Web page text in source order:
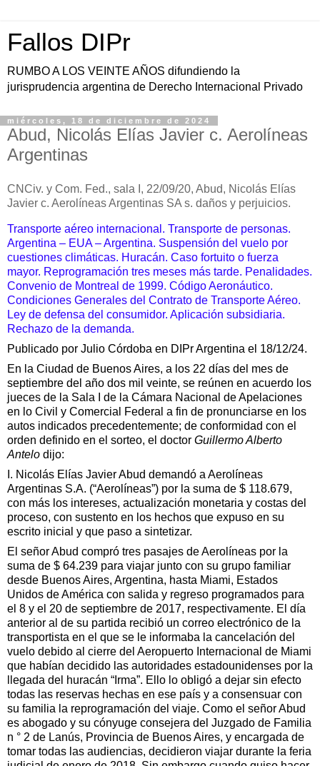
Fallos DIPr
RUMBO A LOS VEINTE AÑOS difundiendo la
jurisprudencia argentina de Derecho Internacional Privado
miércoles, 18 de diciembre de 2024
Abud, Nicolás Elías Javier c. Aerolíneas
Argentinas
CNCiv. y Com. Fed., sala I, 22/09/20, Abud, Nicolás Elías
Javier c. Aerolíneas Argentinas SA s. daños y perjuicios.
Transporte aéreo internacional. Transporte de personas.
Argentina – EUA – Argentina. Suspensión del vuelo por
cuestiones climáticas. Huracán. Caso fortuito o fuerza
mayor. Reprogramación tres meses más tarde. Penalidades.
Convenio de Montreal de 1999. Código Aeronáutico.
Condiciones Generales del Contrato de Transporte Aéreo.
Ley de defensa del consumidor. Aplicación subsidiaria.
Rechazo de la demanda.
Publicado por Julio Córdoba en DIPr Argentina el 18/12/24.
En la Ciudad de Buenos Aires, a los 22 días del mes de
septiembre del año dos mil veinte, se reúnen en acuerdo los
jueces de la Sala I de la Cámara Nacional de Apelaciones
en lo Civil y Comercial Federal a fin de pronunciarse en los
autos indicados precedentemente; de conformidad con el
orden definido en el sorteo, el doctor Guillermo Alberto
Antelo dijo:
I. Nicolás Elías Javier Abud demandó a Aerolíneas
Argentinas S.A. (“Aerolíneas”) por la suma de $ 118.679,
con más los intereses, actualización monetaria y costas del
proceso, con sustento en los hechos que expuso en su
escrito inicial y que paso a sintetizar.
El señor Abud compró tres pasajes de Aerolíneas por la
suma de $ 64.239 para viajar junto con su grupo familiar
desde Buenos Aires, Argentina, hasta Miami, Estados
Unidos de América con salida y regreso programados para
el 8 y el 20 de septiembre de 2017, respectivamente. El día
anterior al de su partida recibió un correo electrónico de la
transportista en el que se le informaba la cancelación del
vuelo debido al cierre del Aeropuerto Internacional de Miami
que habían decidido las autoridades estadounidenses por la
llegada del huracán “Irma”. Ello lo obligó a dejar sin efecto
todas las reservas hechas en ese país y a consensuar con
su familia la reprogramación del viaje. Como el señor Abud
es abogado y su cónyuge consejera del Juzgado de Familia
n ° 2 de Lanús, Provincia de Buenos Aires, y encargada de
tomar todas las audiencias, decidieron viajar durante la feria